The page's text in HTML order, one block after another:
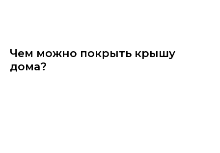
Чем можно покрыть крышу
дома?